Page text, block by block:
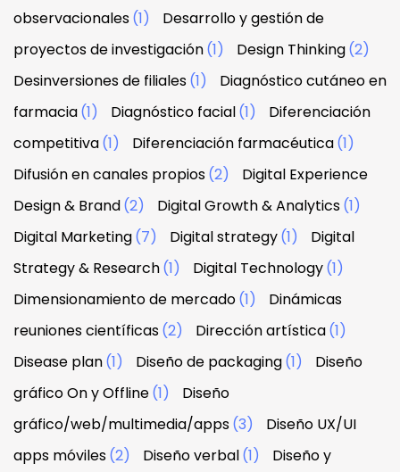
observacionales(1)
Desarrollo y gestión de
proyectos de investigación(1) Design Thinking(2)
Desinversiones de filiales(1)
Diagnóstico cutáneo en
farmacia(1) Diagnóstico facial(1)
Diferenciación
competitiva(1) Diferenciación farmacéutica(1)
Difusión en canales propios(2)
Digital Experience
Design & Brand(2) Digital Growth & Analytics(1)
Digital Marketing(7) Digital strategy(1)
Digital
Strategy & Research(1) Digital Technology(1)
Dimensionamiento de mercado(1)
Dinámicas
reuniones científicas(2) Dirección artística(1)
Disease plan(1) Diseño de packaging(1)
Diseño
gráfico On y Offline(1)
Diseño
gráfico/web/multimedia/apps(3)
Diseño UX/UI
apps móviles(2) Diseño verbal(1)
Diseño y